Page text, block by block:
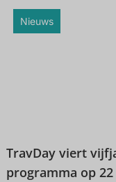
Nieuws
TravDay viert
programma op